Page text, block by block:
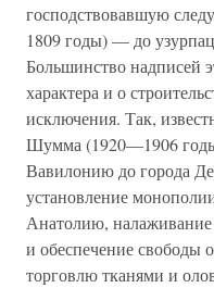
господствовавшую
1809 годы) — до
Большинство надписей
характера и о
исключения. Так,
Шумма (1920—1906
Вавилонию до города
установление
Анатолию,
и обеспечение свободы
торговлю тканями и